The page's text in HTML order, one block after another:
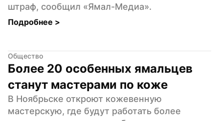
штраф, сообщил «Ямал-Медиа».
Подробнее >
Общество
Более 20 особенных ямальцев
станут мастерами по коже
В Ноябрьске откроют кожевенную
мастерскую, где будут работать более